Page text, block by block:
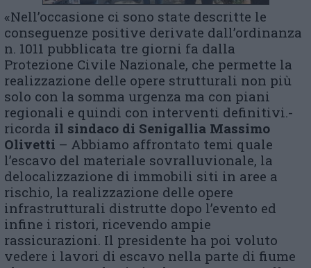
«Nell’occasione ci sono state descritte le
conseguenze positive derivate dall’ordinanza
n. 1011 pubblicata tre giorni fa dalla
Protezione Civile Nazionale, che permette la
realizzazione delle opere strutturali non più
solo con la somma urgenza ma con piani
regionali e quindi con interventi definitivi.-
ricorda il sindaco di Senigallia Massimo
Olivetti – Abbiamo affrontato temi quale
l’escavo del materiale sovralluvionale, la
delocalizzazione di immobili siti in aree a
rischio, la realizzazione delle opere
infrastrutturali distrutte dopo l’evento ed
infine i ristori, ricevendo ampie
rassicurazioni. Il presidente ha poi voluto
vedere i lavori di escavo nella parte di fiume